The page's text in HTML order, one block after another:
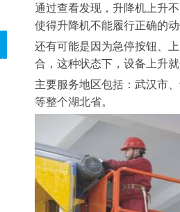
通过查看发现，升降机上升
使得升降机不能履行正确的
还有可能是因为急停按钮、
合，这种状态下，设备上升就
主要服务地区包括：武汉市
等整个湖北省。